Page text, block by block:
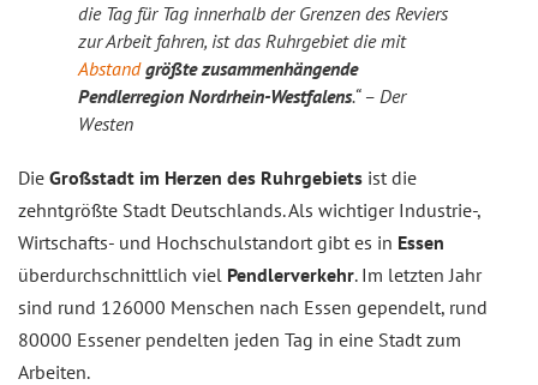
die Tag für Tag innerhalb der Grenzen des Reviers
zur Arbeit fahren, ist das Ruhrgebiet die mit
Abstand größte zusammenhängende
Pendlerregion Nordrhein-Westfalens.“ – Der
Westen
Die Großstadt im Herzen des Ruhrgebiets ist die
zehntgrößte Stadt Deutschlands. Als wichtiger Industrie-,
Wirtschafts- und Hochschulstandort gibt es in Essen
überdurchschnittlich viel Pendlerverkehr. Im letzten Jahr
sind rund 126000 Menschen nach Essen gependelt, rund
80000 Essener pendelten jeden Tag in eine Stadt zum
Arbeiten.